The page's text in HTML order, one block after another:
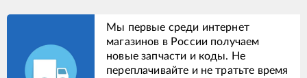
Мы первые среди интернет
магазинов в России получаем
новые запчасти и коды. Не
переплачивайте и не тратьте время